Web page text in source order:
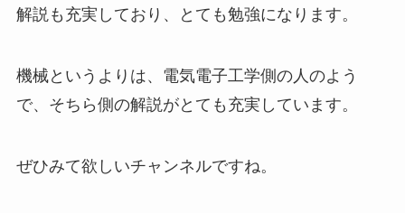
解説も充実しており、とても勉強になります。
機械というよりは、電気電子工学側の人のよう
で、そちら側の解説がとても充実しています。
ぜひみて欲しいチャンネルですね。